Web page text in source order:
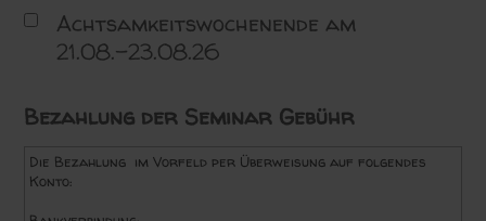
Achtsamkeitswochenende am
21.08.-23.08.26
Bezahlung der Seminar Gebühr